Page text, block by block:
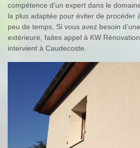
compétence d’un expert dans le
la plus adaptée pour éviter de procéder
peu de temps. Si vous avez besoin
extérieure, faites appel à KW
intervient à Caudecoste.